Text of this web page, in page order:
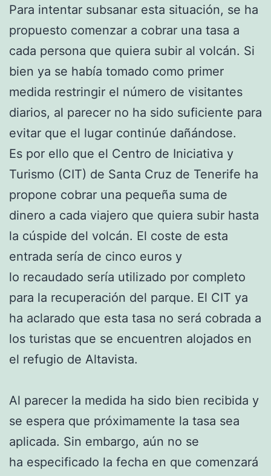
Para intentar subsanar esta situación, se ha
propuesto comenzar a cobrar una tasa a
cada persona que quiera subir al volcán. Si
bien ya se había tomado como primer
medida restringir el número de visitantes
diarios, al parecer no ha sido suficiente para
evitar que el lugar continúe dañándose.
Es por ello que el Centro de Iniciativa y
Turismo (CIT) de Santa Cruz de Tenerife ha
propone cobrar una pequeña suma de
dinero a cada viajero que quiera subir hasta
la cúspide del volcán. El coste de esta
entrada sería de cinco euros y
lo recaudado sería utilizado por completo
para la recuperación del parque. El CIT ya
ha aclarado que esta tasa no será cobrada a
los turistas que se encuentren alojados en
el refugio de Altavista.
Al parecer la medida ha sido bien recibida y
se espera que próximamente la tasa sea
aplicada. Sin embargo, aún no se
ha especificado la fecha en que comenzará